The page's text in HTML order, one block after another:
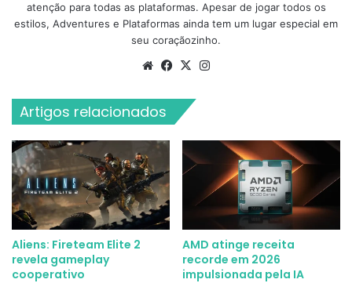
atenção para todas as plataformas. Apesar de jogar todos os
estilos, Adventures e Plataformas ainda tem um lugar especial em
seu coraçãozinho.
WebsiteFacebook
X
Artigos relacionados
Aliens: Fireteam Elite 2
revela gameplay
cooperativo
AMD atinge receita
recorde em 2026
impulsionada pela IA